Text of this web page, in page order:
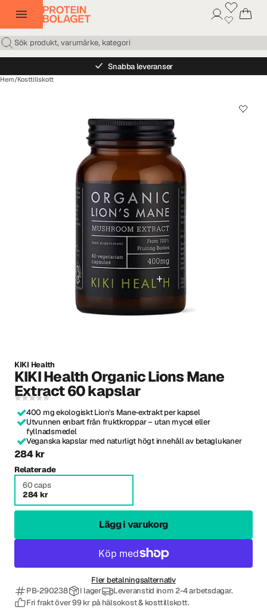
Snabba leveranser
Hem/Kosttillskott
KIKI Health
KIKI Health Organic Lions Mane
Extract 60 kapslar
400 mg ekologiskt Lion's Mane-extrakt per kapsel
Utvunnen enbart från fruktkroppar – utan mycel eller
fyllnadsmedel
Veganska kapslar med naturligt högt innehåll av betaglukaner
284 kr
Relaterade
60 caps
284 kr
Lägg i varukorg
Fler betalningsalternativ
PB-290238
I lager
Leveranstid inom 2-4 arbetsdagar.
Fri frakt över 99 kr på hälsokost & kosttillskott.